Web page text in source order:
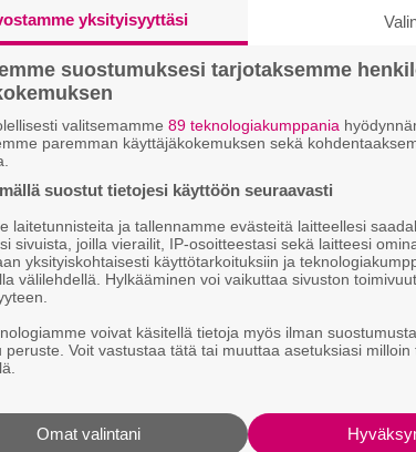
ei ole tietoakaan. Olemme Kaivopuiston
yksityisyyttäsi
suostumuksesi tarjotaksemme
valitsemamme 89 teknologiakumppania
paremman käyttäjäkokemuksen sekä
suostut tietojesi käyttöön seuraavasti
laitetunnisteita ja tallennamme evästeitä laitteellesi
sivuista, joilla vierailit, IP-osoitteestasi sekä laitteesi
yksityiskohtaisesti käyttötarkoituksiin ja
välilehdellä. Hylkääminen voi vaikuttaa sivuston
voivat käsitellä tietoja myös ilman
peruste. Voit vastustaa tätä tai muuttaa asetuksiasi
Omat valintani